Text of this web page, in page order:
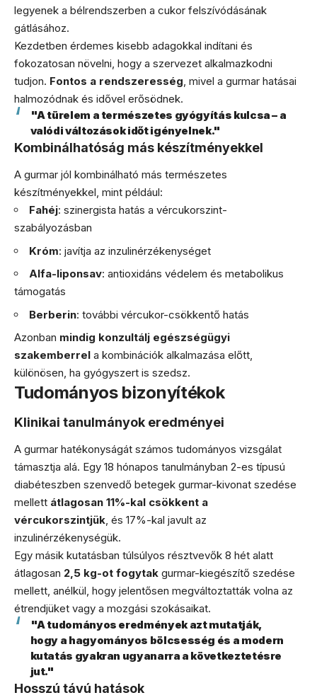
legyenek a bélrendszerben a cukor felszívódásának
gátlásához.
Kezdetben érdemes kisebb adagokkal indítani és
fokozatosan növelni, hogy a szervezet alkalmazkodni
tudjon. Fontos a rendszeresség, mivel a gurmar hatásai
halmozódnak és idővel erősödnek.
"A türelem a természetes gyógyítás kulcsa – a
valódi változások időt igényelnek."
Kombinálhatóság más készítményekkel
A gurmar jól kombinálható más természetes
készítményekkel, mint például:
Fahéj: szinergista hatás a vércukorszint-
szabályozásban
Króm: javítja az inzulinérzékenységet
Alfa-liponsav: antioxidáns védelem és metabolikus
támogatás
Berberin: további vércukor-csökkentő hatás
Azonban mindig konzultálj egészségügyi
szakemberrel a kombinációk alkalmazása előtt,
különösen, ha gyógyszert is szedsz.
Tudományos bizonyítékok
Klinikai tanulmányok eredményei
A gurmar hatékonyságát számos tudományos vizsgálat
támasztja alá. Egy 18 hónapos tanulmányban 2-es típusú
diabéteszben szenvedő betegek gurmar-kivonat szedése
mellett átlagosan 11%-kal csökkent a
vércukorszintjük, és 17%-kal javult az
inzulinérzékenységük.
Egy másik kutatásban túlsúlyos résztvevők 8 hét alatt
átlagosan 2,5 kg-ot fogytak gurmar-kiegészítő szedése
mellett, anélkül, hogy jelentősen megváltoztatták volna az
étrendjüket vagy a mozgási szokásaikat.
"A tudományos eredmények azt mutatják,
hogy a hagyományos bölcsesség és a modern
kutatás gyakran ugyanarra a következtetésre
jut."
Hosszú távú hatások